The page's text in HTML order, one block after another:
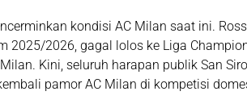
kondisi AC Milan saat ini.
2025/2026, gagal lolos ke Liga
Kini, seluruh harapan publik San
pamor AC Milan di kompetisi